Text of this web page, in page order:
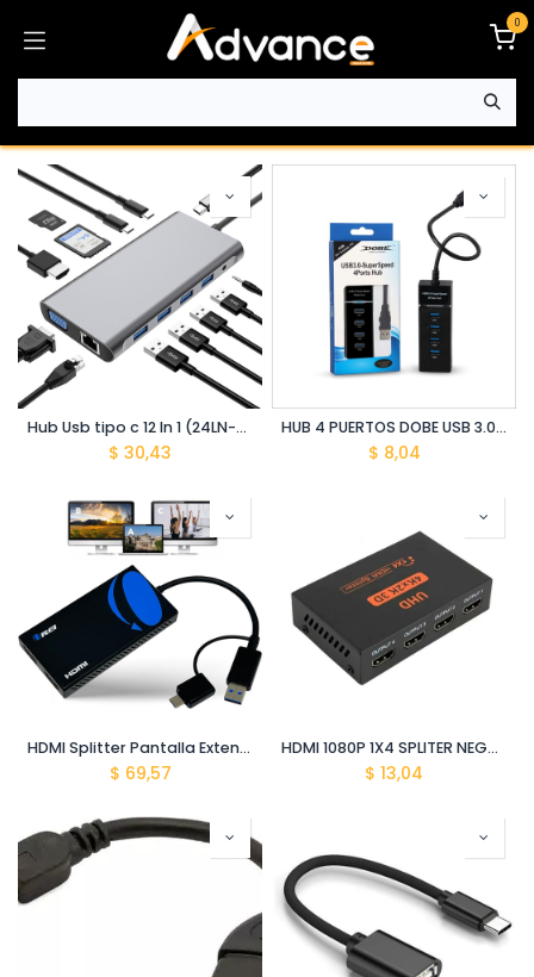
0
Hub Usb tipo c 12 In 1 (24LN-4)
$ 30,43
HUB 4 PUERTOS DOBE USB 3.0 TY-769
$ 8,04
HDMI Splitter Pantalla Extendida para Monitor Doble Adaptador USB A y USB C (24LN-17) Negro
$ 69,57
HDMI 1080P 1X4 SPLITER NEGRO (24LN-16)
$ 13,04